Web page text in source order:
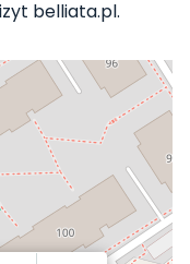
belliata.pl.